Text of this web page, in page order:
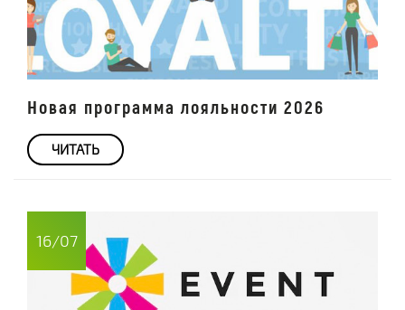
Новая программа лояльности 2026
ЧИТАТЬ
16/07